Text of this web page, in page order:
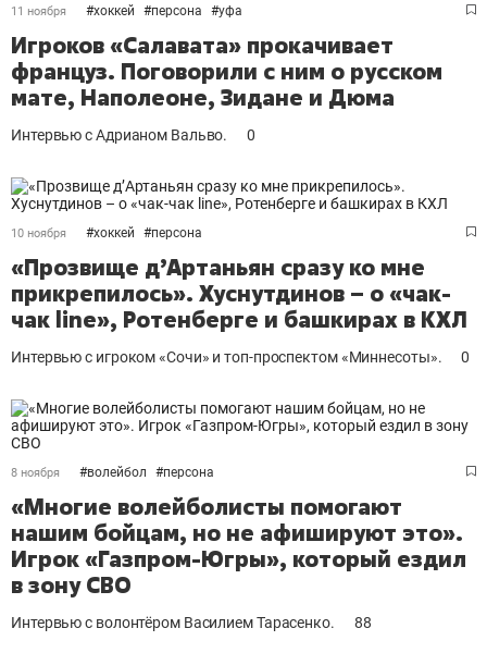
11 ноября #хоккей #персона #уфа
Игроков «Салавата» прокачивает
француз. Поговорили с ним о русском
мате, Наполеоне, Зидане и Дюма
Интервью с Адрианом Вальво. 0
10 ноября #хоккей #персона
«Прозвище д’Артаньян сразу ко мне
прикрепилось». Хуснутдинов – о «чак-
чак line», Ротенберге и башкирах в КХЛ
Интервью с игроком «Сочи» и топ-проспектом «Миннесоты». 0
8 ноября #волейбол #персона
«Многие волейболисты помогают
нашим бойцам, но не афишируют это».
Игрок «Газпром-Югры», который ездил
в зону СВО
Интервью с волонтёром Василием Тарасенко. 88